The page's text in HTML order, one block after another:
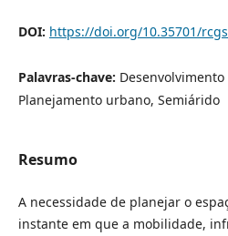
DOI: https://doi.org/10.35701/
Palavras-chave:
Planejamento urbano, Semiárido
Resumo
A necessidade de planejar o
instante em que a mobilidade,